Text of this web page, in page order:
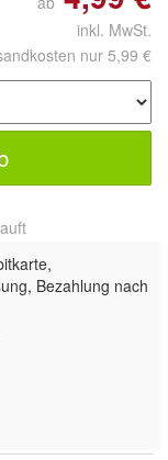
inkl. MwSt.
nur 5,99 €
Bezahlung nach